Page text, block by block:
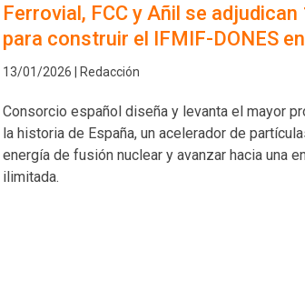
Ferrovial, FCC y Añil se
para construir el IFMIF-DONES
13/01/2026 | Redacción
Consorcio español diseña y levanta el mayor
la historia de España, un acelerador de
energía de fusión nuclear y avanzar hacia una
ilimitada.